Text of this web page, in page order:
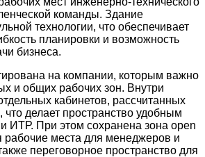
команды. Здание
технологии, что обеспечивает
планировки и возможность
бизнеса.
на компании, которым важно
и общих рабочих зон. Внутри
кабинетов, рассчитанных
что делает пространство удобным
ИТР. При этом сохранена зона open
места для менеджеров и
переговорное пространство для